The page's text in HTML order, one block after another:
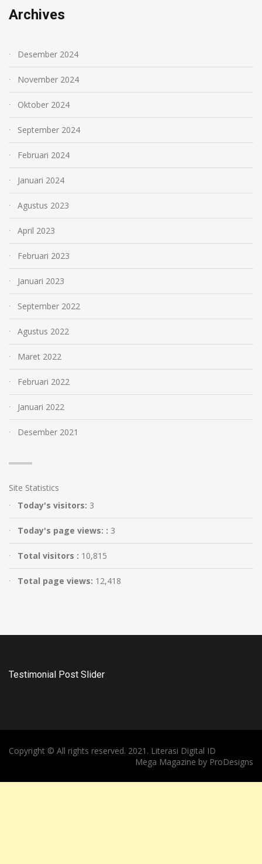
Archives
Desember 2024
November 2024
Oktober 2024
September 2024
Februari 2024
Januari 2024
Agustus 2023
April 2023
Februari 2023
Januari 2023
September 2022
Agustus 2022
Maret 2022
Februari 2022
Januari 2022
Desember 2021
Site Statistics
Today's visitors: 3
Today's page views: : 3
Total visitors : 10,815
Total page views: 12,418
Testimonial Post Slider
Copyright © All rights reserved. 2021. Literasi Digital ID
Mega Magazine by ProDesigns